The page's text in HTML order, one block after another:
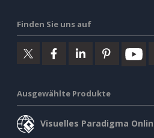
Finden Sie uns auf
Ausgewählte Produkte
Visuelles Paradigma